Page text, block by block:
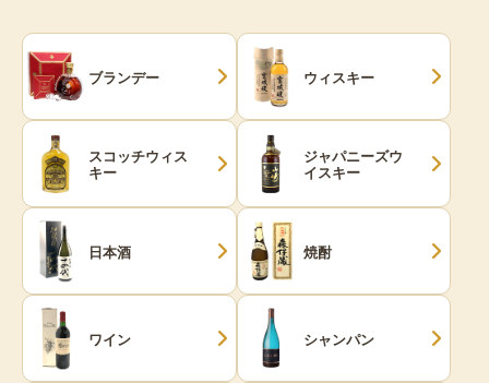
ブランデー ウィスキー
スコッチウィス
キー
ジャパニーズウ
イスキー
日本酒 焼酎
ワイン シャンパン